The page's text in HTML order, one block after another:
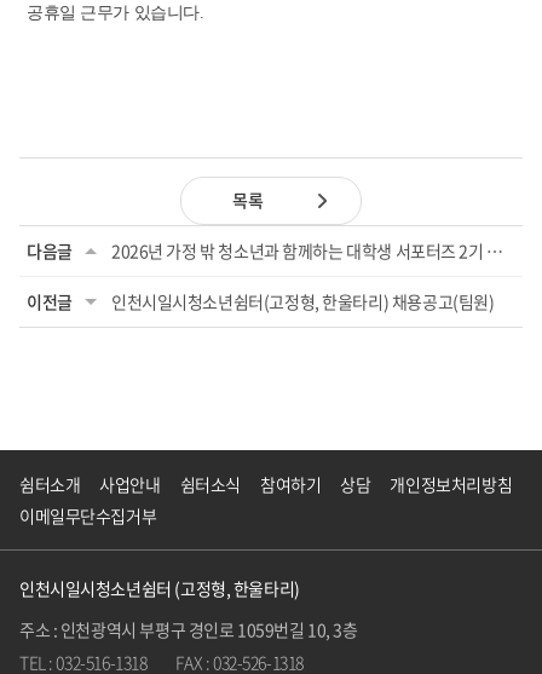
공휴일 근무가 있습니다.
목록
다음글 2026년 가정 밖 청소년과 함께하는 대학생 서포터즈 2기 모집
이전글 인천시일시청소년쉼터(고정형, 한울타리) 채용공고(팀원)
쉼터소개 사업안내 쉼터소식 참여하기 상담
개인정보처리방침
이메일무단수집거부
인천시일시청소년쉼터 (고정형, 한울타리)
주소 : 인천광역시 부평구 경인로 1059번길 10, 3층
TEL : 032-516-1318
FAX : 032-526-1318